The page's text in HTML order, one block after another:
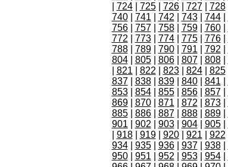
724| 725| 726| 727| 728|
740| 741 742 743| 744|
756| 757| 758| 759| 760|
772
773| 774| 775| 776|
788| 789| 790| 791 792
804| 805| 806| 807| 808|
821 822 823| 824| 825|
837| 838| 839| 840| 841
853| 854| 855| 856| 857|
869| 870| 871 872 873|
885| 886| 887| 888| 889|
901
902 903| 904| 905|
918| 919| 920| 921 922
934| 935| 936| 937| 938|
950| 951 952 953| 954|